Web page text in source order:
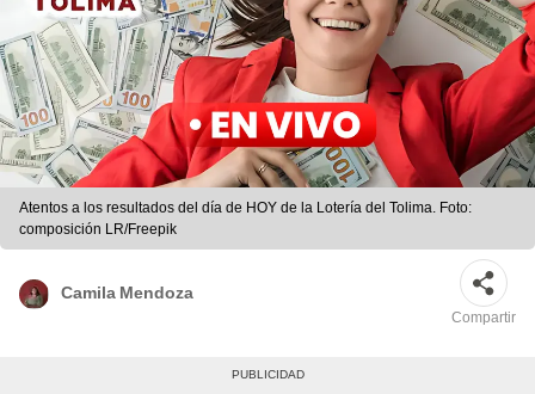
Atentos a los resultados del día de HOY de la Lotería del Tolima. Foto:
composición LR/Freepik
Camila Mendoza
Compartir